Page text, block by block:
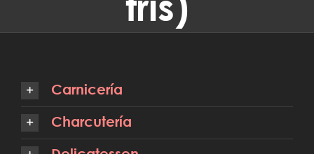
Carnicería
Charcutería